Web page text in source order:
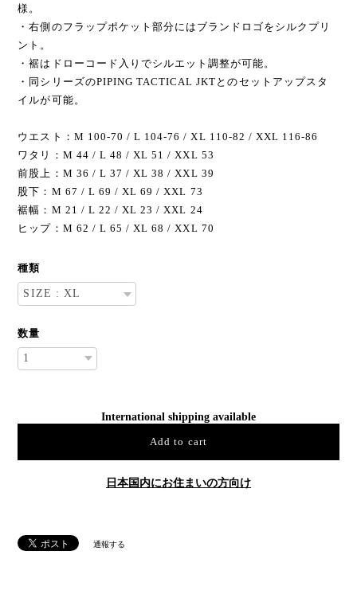
様。
・右側のフラップポケット部分にはブランドロゴをシルクプリ
ント。
・裾はドローコード入りでシルエット調整が可能。
・同シリーズのPIPING TACTICAL JKTとのセットアップスタ
イルが可能。
ウエスト：M 100-70 / L 104-76 / XL 110-82 / XXL 116-86
ワタリ：M 44 / L 48 / XL 51 / XXL 53
前股上：M 36 / L 37 / XL 38 / XXL 39
股下：M 67 / L 69 / XL 69 / XXL 73
裾幅：M 21 / L 22 / XL 23 / XXL 24
ヒップ：M 62 / L 65 / XL 68 / XXL 70
種類
数量
International shipping available
Add to cart
日本国内にお住まいの方向け
通報する